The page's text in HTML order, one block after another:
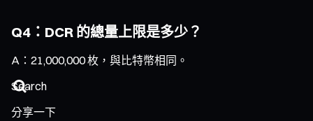
Q4：DCR 的總量上限是多少？
A：21,000,000 枚，與比特幣相同。
分享一下